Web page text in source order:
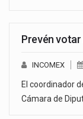
Prevén
INCOMEX
El coordinador
Cámara de